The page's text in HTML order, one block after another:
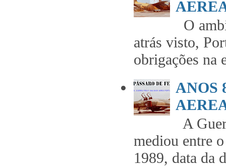
O
atrás visto,
obrigações na
ANOS
A
mediou entre
1989, data da